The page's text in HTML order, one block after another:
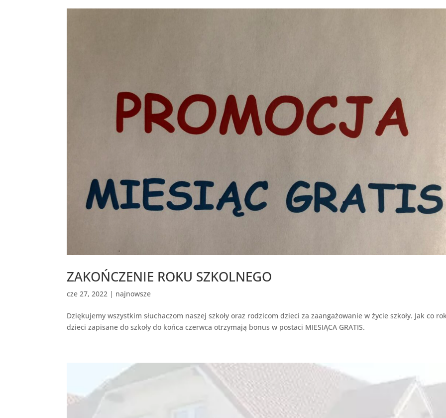
ZAKOŃCZENIE ROKU SZKOLNEGO
cze 27, 2022 | najnowsze
Dziękujemy wszystkim słuchaczom naszej szkoły oraz rodzicom dzieci za zaangażowanie w życie szkoły. Jak co
dzieci zapisane do szkoły do końca czerwca otrzymają bonus w postaci MIESIĄCA GRATIS.